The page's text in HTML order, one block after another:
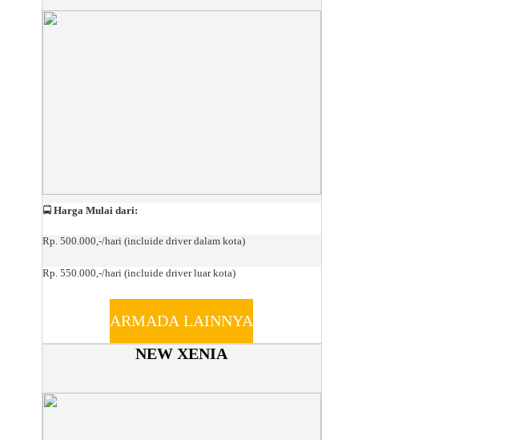
🚍 Harga Mulai dari:
Rp. 500.000,-/hari (incluide driver dalam kota)
Rp. 550.000,-/hari (incluide driver luar kota)
ARMADA LAINNYA
NEW XENIA